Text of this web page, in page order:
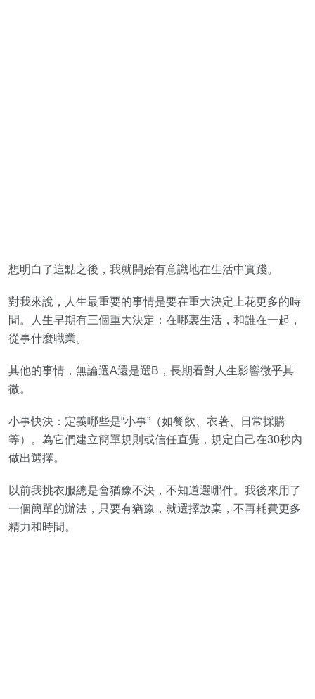
想明白了這點之後，我就開始有意識地在生活中實踐。
對我來說，人生最重要的事情是要在重大決定上花更多的時
間。人生早期有三個重大決定：在哪裏生活，和誰在一起，
從事什麼職業。
其他的事情，無論選A還是選B，長期看對人生影響微乎其
微。
小事快決：定義哪些是“小事”（如餐飲、衣著、日常採購
等）。為它們建立簡單規則或信任直覺，規定自己在30秒內
做出選擇。
以前我挑衣服總是會猶豫不決，不知道選哪件。我後來用了
一個簡單的辦法，只要有猶豫，就選擇放棄，不再耗費更多
精力和時間。